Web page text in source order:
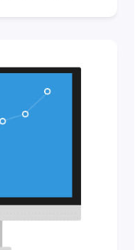
οι οποίες
βελτιωμένης
διαδικασίας
QR